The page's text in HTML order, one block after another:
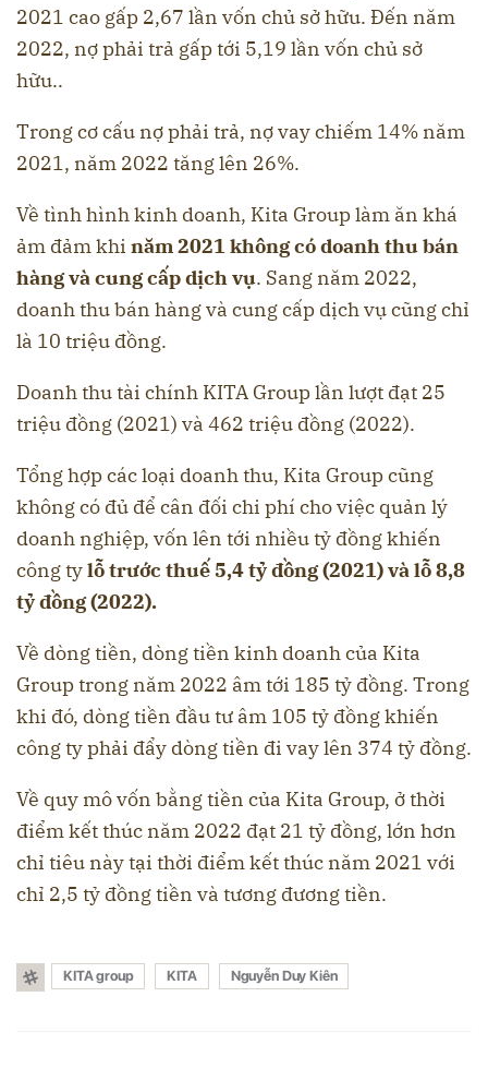
2021 cao gấp 2,67 lần vốn chủ sở hữu. Đến năm
2022, nợ phải trả gấp tới 5,19 lần vốn chủ sở
hữu..
Trong cơ cấu nợ phải trả, nợ vay chiếm 14% năm
2021, năm 2022 tăng lên 26%.
Về tình hình kinh doanh, Kita Group làm ăn khá
ảm đảm khi năm 2021 không có doanh thu bán
hàng và cung cấp dịch vụ. Sang năm 2022,
doanh thu bán hàng và cung cấp dịch vụ cũng chỉ
là 10 triệu đồng.
Doanh thu tài chính KITA Group lần lượt đạt 25
triệu đồng (2021) và 462 triệu đồng (2022).
Tổng hợp các loại doanh thu, Kita Group cũng
không có đủ để cân đối chi phí cho việc quản lý
doanh nghiệp, vốn lên tới nhiều tỷ đồng khiến
công tylỗ trước thuế 5,4 tỷ đồng (2021) và lỗ 8,8
tỷ đồng (2022).
Về dòng tiền, dòng tiền kinh doanh của Kita
Group trong năm 2022 âm tới 185 tỷ đồng. Trong
khi đó, dòng tiền đầu tư âm 105 tỷ đồng khiến
công ty phải đẩy dòng tiền đi vay lên 374 tỷ đồng.
Về quy mô vốn bằng tiền của Kita Group, ở thời
điểm kết thúc năm 2022 đạt 21 tỷ đồng, lớn hơn
chỉ tiêu này tại thời điểm kết thúc năm 2021 với
chỉ 2,5 tỷ đồng tiền và tương đương tiền.
KITA group KITA Nguyễn Duy Kiên